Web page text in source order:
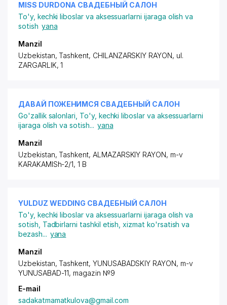
MISS DURDONA СВАДЕБНЫЙ САЛОН
To'y, kechki liboslar va aksessuarlarni ijaraga olish va
sotish yana
Manzil
Uzbekistan, Tashkent, CHILANZARSKIY RAYON, ul.
ZARGARLIK, 1
ДАВАЙ ПОЖЕНИМСЯ СВАДЕБНЫЙ САЛОН
Go'zallik salonlari To'y, kechki liboslar va aksessuarlarni
ijaraga olish va sotish... yana
Manzil
Uzbekistan, Tashkent, ALMAZARSKIY RAYON, m-v
KARAKAMISh-2/1, 1 B
YULDUZ WEDDING СВАДЕБНЫЙ САЛОН
To'y, kechki liboslar va aksessuarlarni ijaraga olish va
sotish Tadbirlarni tashkil etish, xizmat ko'rsatish va
bezash... yana
Manzil
Uzbekistan, Tashkent, YUNUSABADSKIY RAYON, m-v
YUNUSABAD-11, magazin №9
E-mail
sadakatmamatkulova@gmail.com